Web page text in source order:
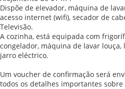
Dispõe de elevador, máquina de
acesso internet (wifi), secador de
Televisão.
A cozinha, está equipada com
congelador, máquina de lavar
jarro eléctrico.
Um voucher de confirmação será
todos os detalhes importantes sobre